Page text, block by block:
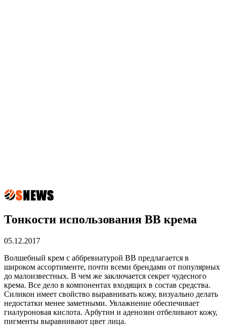
Тонкости использования ВВ крема
05.12.2017
Волшебный крем с аббревиатурой ВВ предлагается в
широком ассортименте, почти всеми брендами от популярных
до малоизвестных. В чем же заключается секрет чудесного
крема. Все дело в компонентах входящих в состав средства.
Силикон имеет свойство выравнивать кожу, визуально делать
недостатки менее заметными. Увлажнение обеспечивает
гиалуроновая кислота. Арбутин и аденозин отбеливают кожу,
пигменты выравнивают цвет лица.